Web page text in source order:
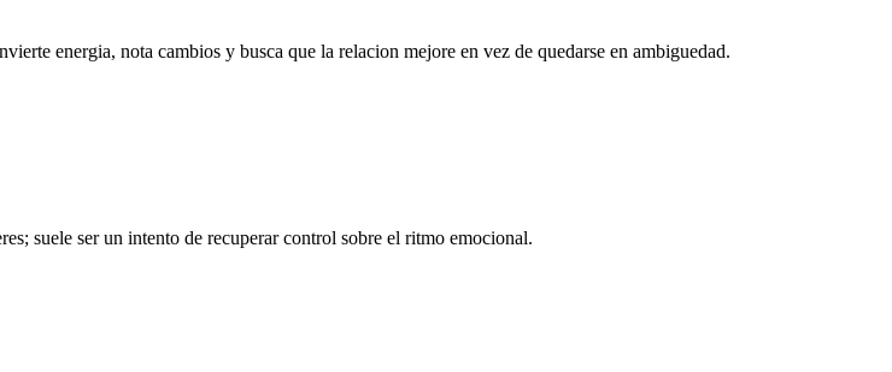
energia, nota cambios y busca que la relacion mejore en vez de quedarse en ambiguedad.
suele ser un intento de recuperar control sobre el ritmo emocional.